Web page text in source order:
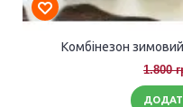
Комбінезон
1.800